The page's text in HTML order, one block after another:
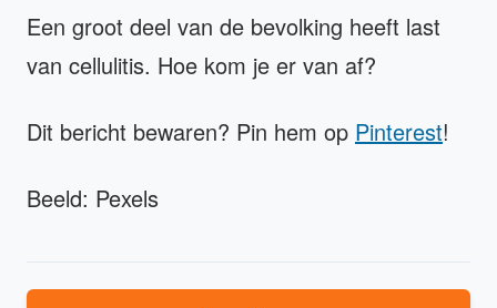
Een groot deel van de bevolking heeft last
van cellulitis. Hoe kom je er van af?
Dit bericht bewaren? Pin hem op Pinterest!
Beeld: Pexels